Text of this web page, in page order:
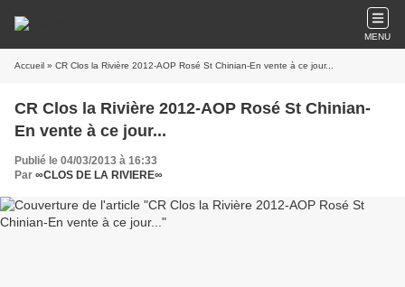
MENU
Accueil » CR Clos la Rivière 2012-AOP Rosé St Chinian-En vente à ce jour...
CR Clos la Rivière 2012-AOP Rosé St Chinian-
En vente à ce jour...
Publié le 04/03/2013 à 16:33
Par ∞CLOS DE LA RIVIERE∞